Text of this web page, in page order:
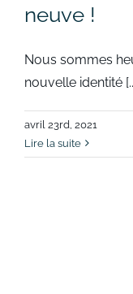
neuve !
Nous sommes
nouvelle identité
avril 23rd, 2021
Lire la suite